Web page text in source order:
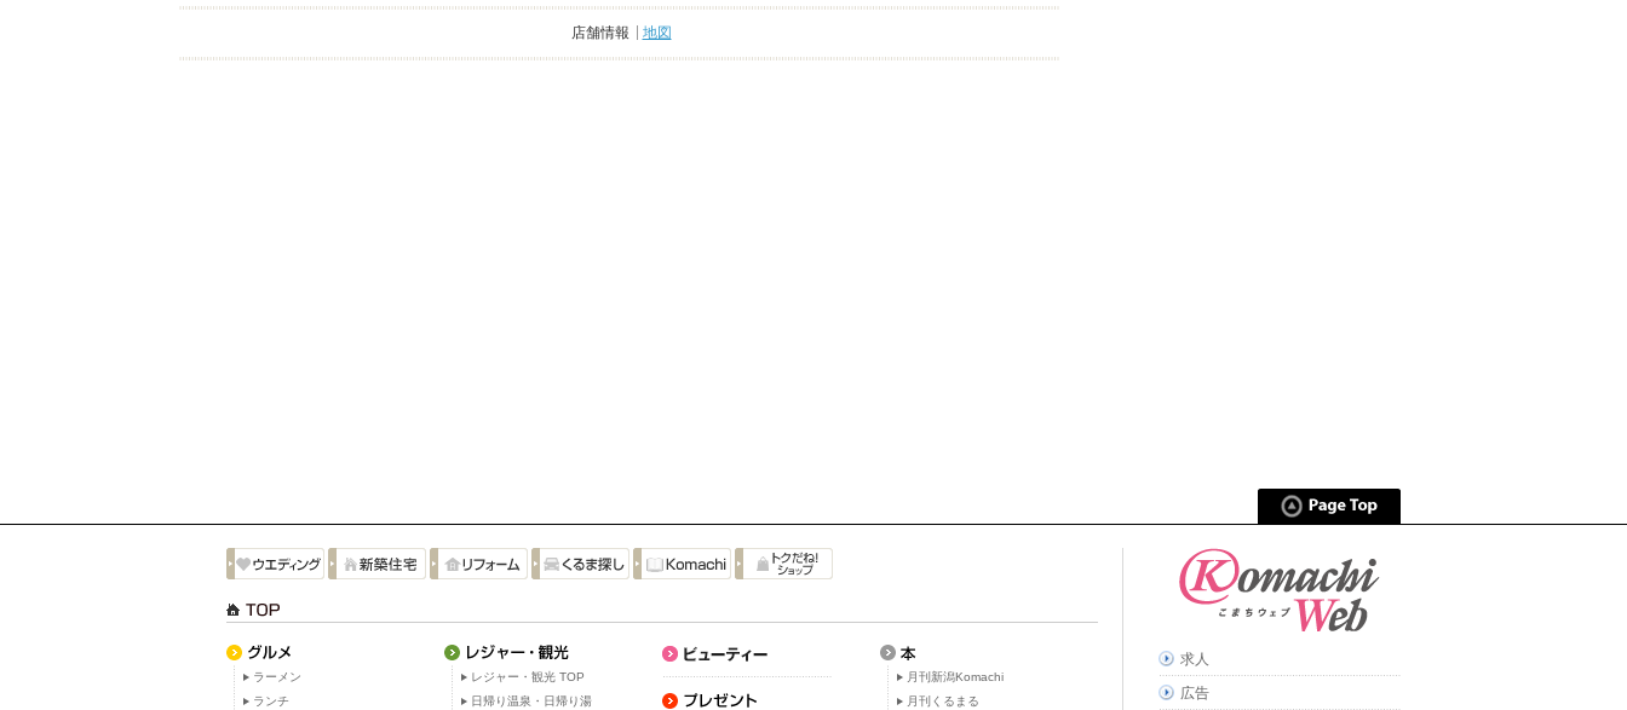
店舗情報 地図
ラーメン
ランチ
レジャー・観光 TOP
日帰り温泉・日帰り湯
月刊新潟Komachi
月刊くるまる
求人
広告